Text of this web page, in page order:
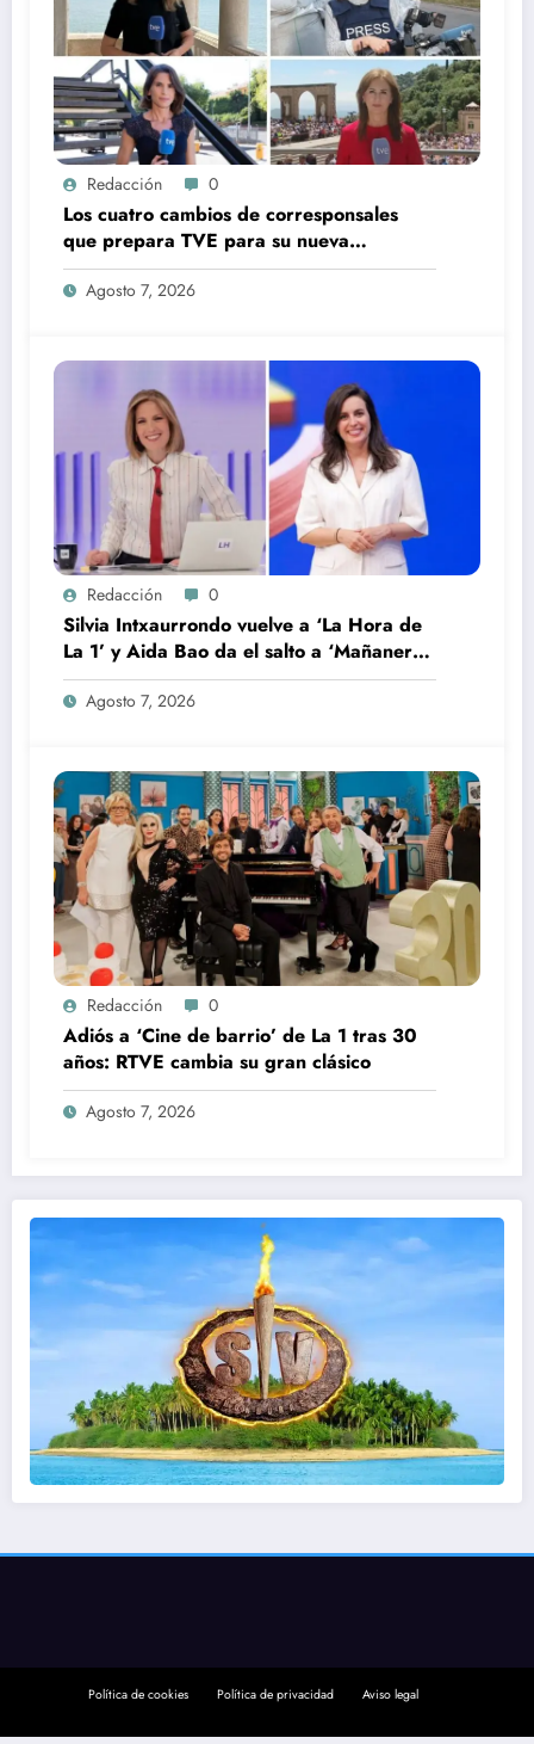
Redacción 0
Los cuatro cambios de corresponsales
que prepara TVE para su nueva
temporada
Agosto 7, 2026
Redacción 0
Silvia Intxaurrondo vuelve a ‘La Hora de
La 1’ y Aida Bao da el salto a ‘Mañaneros
360’
Agosto 7, 2026
Redacción 0
Adiós a ‘Cine de barrio’ de La 1 tras 30
años: RTVE cambia su gran clásico
Agosto 7, 2026
Política de cookies Política de privacidad Aviso legal